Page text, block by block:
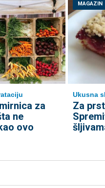
za
ne
ovo
MAGAZIN
Ukusna
Za